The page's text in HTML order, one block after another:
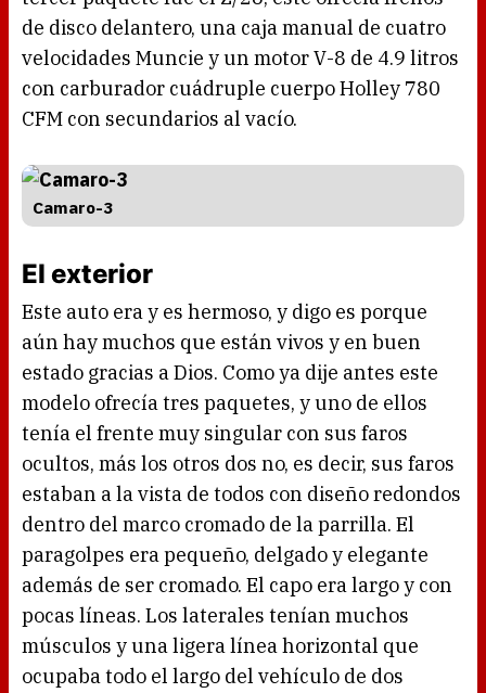
de disco delantero, una caja manual de cuatro
velocidades Muncie y un motor V-8 de 4.9 litros
con carburador cuádruple cuerpo Holley 780
CFM con secundarios al vacío.
Camaro-3
El exterior
Este auto era y es hermoso, y digo es porque
aún hay muchos que están vivos y en buen
estado gracias a Dios. Como ya dije antes este
modelo ofrecía tres paquetes, y uno de ellos
tenía el frente muy singular con sus faros
ocultos, más los otros dos no, es decir, sus faros
estaban a la vista de todos con diseño redondos
dentro del marco cromado de la parrilla. El
paragolpes era pequeño, delgado y elegante
además de ser cromado. El capo era largo y con
pocas líneas. Los laterales tenían muchos
músculos y una ligera línea horizontal que
ocupaba todo el largo del vehículo de dos